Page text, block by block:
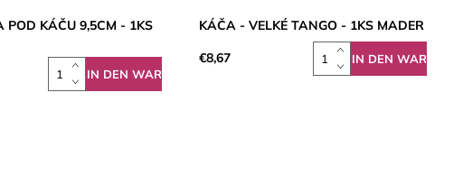
POD KÁČU 9,5CM - 1KS
KÁČA - VELKÉ TANGO - 1KS MADER
€8,67